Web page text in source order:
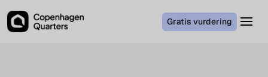
Gratis vurdering